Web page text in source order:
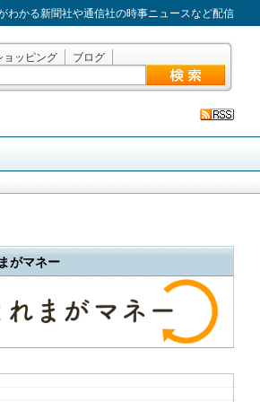
わかる新聞社や通信社の時事ニュースなど配信
ョッピング ブログ
がマネー